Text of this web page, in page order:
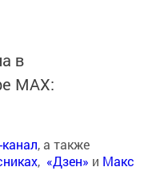
в
MАХ:
, а также
, «Дзен» и Макс